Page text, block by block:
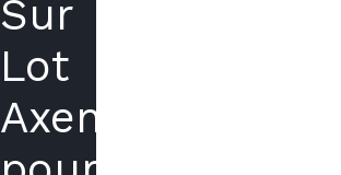
Sur
Lot
Axenergie